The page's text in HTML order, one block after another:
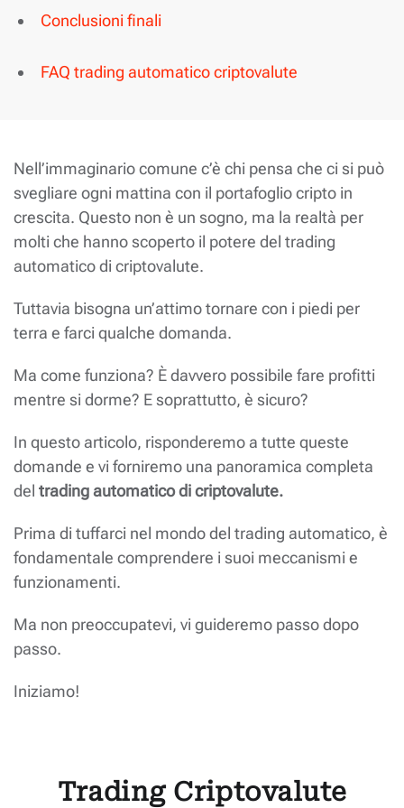
Conclusioni finali
FAQ trading automatico criptovalute
Nell’immaginario comune c’è chi pensa che ci si può
svegliare ogni mattina con il portafoglio cripto in
crescita. Questo non è un sogno, ma la realtà per
molti che hanno scoperto il potere del trading
automatico di criptovalute.
Tuttavia bisogna un’attimo tornare con i piedi per
terra e farci qualche domanda.
Ma come funziona? È davvero possibile fare profitti
mentre si dorme? E soprattutto, è sicuro?
In questo articolo, risponderemo a tutte queste
domande e vi forniremo una panoramica completa
del trading automatico di criptovalute.
Prima di tuffarci nel mondo del trading automatico, è
fondamentale comprendere i suoi meccanismi e
funzionamenti.
Ma non preoccupatevi, vi guideremo passo dopo
passo.
Iniziamo!
Trading Criptovalute